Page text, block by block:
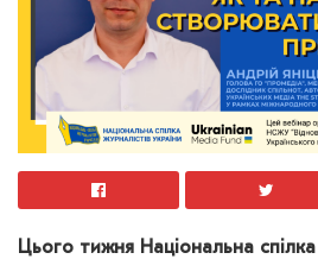
Цього тижня Національна спілка